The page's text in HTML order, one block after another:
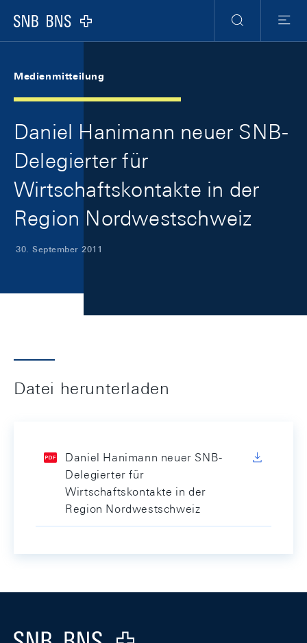
Logo
Suche
Menu
Medienmitteilung
Daniel Hanimann neuer SNB-
Delegierter für
Wirtschaftskontakte in der
Region Nordwestschweiz
30. September 2011
Datei herunterladen
Daniel Hanimann neuer SNB-
Delegierter für
Wirtschaftskontakte in der
Region Nordwestschweiz
Logo